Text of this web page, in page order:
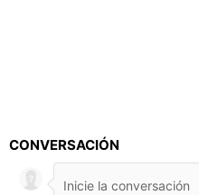
CONVERSACIÓN